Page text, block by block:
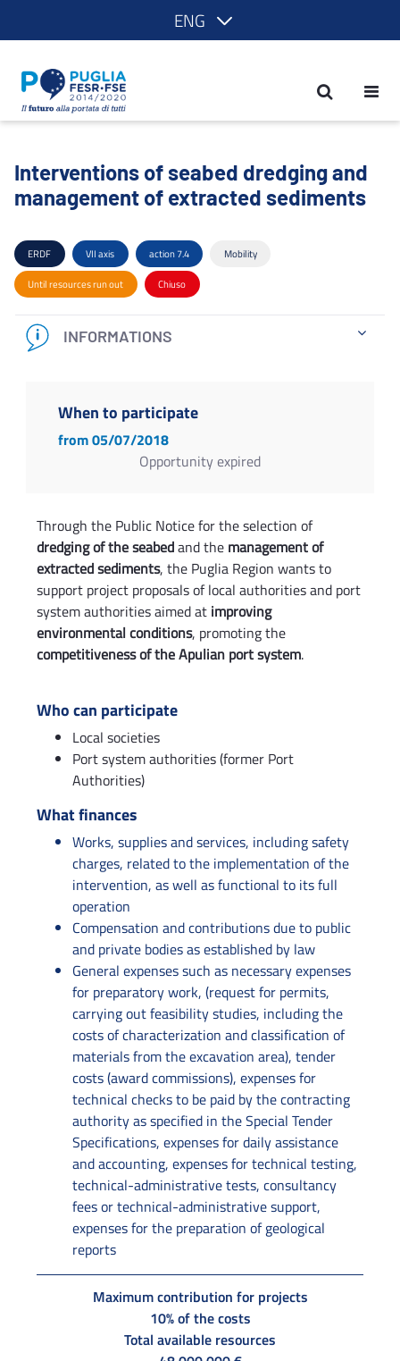
ENG
Interventions of seabed dredging and
Interventions of seabed dredging and
management of extracted sediments
ERDF VII axis action 7.4 Mobility
Until resources run out Chiuso
INFORMATIONS
When to participate
from 05/07/2018
Opportunity expired
Through the Public Notice for the selection of
dredging of the seabedand the management of
extracted sediments, the Puglia Region wants to
support project proposals of local authorities and port
system authorities aimed at improving
environmental conditions, promoting the
competitiveness of the Apulian port system.
Who can participate
Local societies
Port system authorities (former Port
Authorities)
What finances
Works, supplies and services, including safety
charges, related to the implementation of the
intervention, as well as functional to its full
operation
Compensation and contributions due to public
and private bodies as established by law
General expenses such as necessary expenses
for preparatory work, (request for permits,
carrying out feasibility studies, including the
costs of characterization and classification of
materials from the excavation area), tender
costs (award commissions), expenses for
technical checks to be paid by the contracting
authority as specified in the Special Tender
Specifications, expenses for daily assistance
and accounting, expenses for technical testing,
technical-administrative tests, consultancy
fees or technical-administrative support,
expenses for the preparation of geological
reports
Maximum contribution for projects
10% of the costs
Total available resources